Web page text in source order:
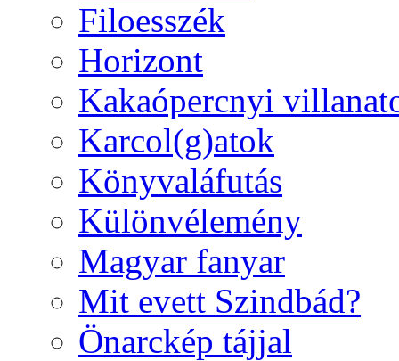
Filoesszék
Horizont
Kakaópercnyi
Karcol(g)atok
Könyvaláfutás
Különvélemény
Magyar fanyar
Mit evett Szindbád?
Önarckép tájjal